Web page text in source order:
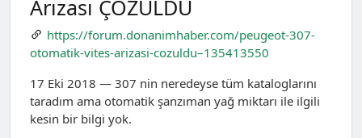
Arızası ÇÖZÜLDÜ
https://forum.donanimhaber.com/peugeot-307-
otomatik-vites-arizasi-cozuldu–135413550
17 Eki 2018 — 307 nin neredeyse tüm kataloglarını
taradım ama otomatik şanzıman yağ miktarı ile ilgili
kesin bir bilgi yok.